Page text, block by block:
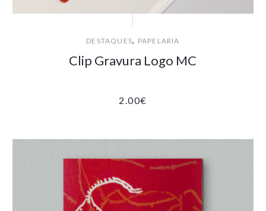
DESTAQUES, PAPELARIA
Clip Gravura Logo MC
2.00€